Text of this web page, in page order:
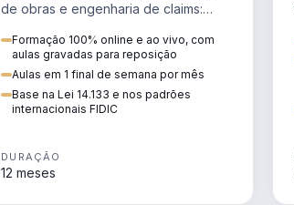
de obras e engenharia de claims:
pleitos, delay analysis e FIDIC.
Formação 100% online e ao vivo, com
aulas gravadas para reposição
Aulas em 1 final de semana por mês
Base na Lei 14.133 e nos padrões
internacionais FIDIC
DURAÇÃO
12 meses